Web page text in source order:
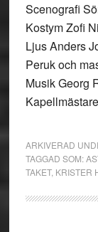
Scenografi
Kostym Zofi
Ljus Anders
Peruk och
Musik Georg
ARKIVERAD
TAGGAD SOM:
TAKET, KRISTER